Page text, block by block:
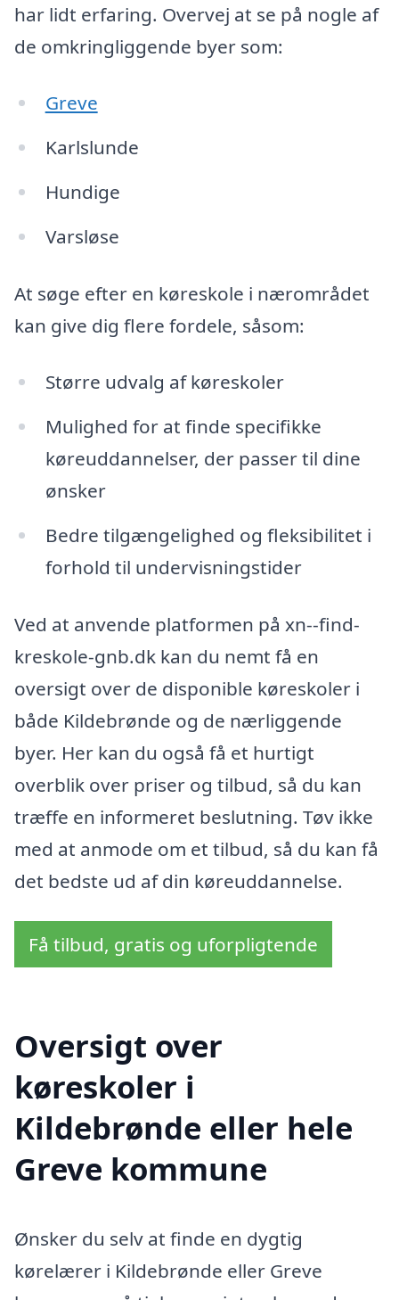
har lidt erfaring. Overvej at se på nogle af
de omkringliggende byer som:
Greve
Karlslunde
Hundige
Varsløse
At søge efter en køreskole i nærområdet
kan give dig flere fordele, såsom:
Større udvalg af køreskoler
Mulighed for at finde specifikke
køreuddannelser, der passer til dine
ønsker
Bedre tilgængelighed og fleksibilitet i
forhold til undervisningstider
Ved at anvende platformen på xn--find-
kreskole-gnb.dk kan du nemt få en
oversigt over de disponible køreskoler i
både Kildebrønde og de nærliggende
byer. Her kan du også få et hurtigt
overblik over priser og tilbud, så du kan
træffe en informeret beslutning. Tøv ikke
med at anmode om et tilbud, så du kan få
det bedste ud af din køreuddannelse.
Få tilbud, gratis og uforpligtende
Oversigt over
køreskoler i
Kildebrønde eller hele
Greve kommune
Ønsker du selv at finde en dygtig
kørelærer i Kildebrønde eller Greve